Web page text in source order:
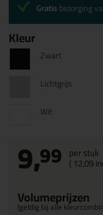
Kleur
Zwart
Lichtgrijs
Wit
9,99 per stuk
( 12,09
Volumeprijzen
(geldig bij alle
Gratisbezorging